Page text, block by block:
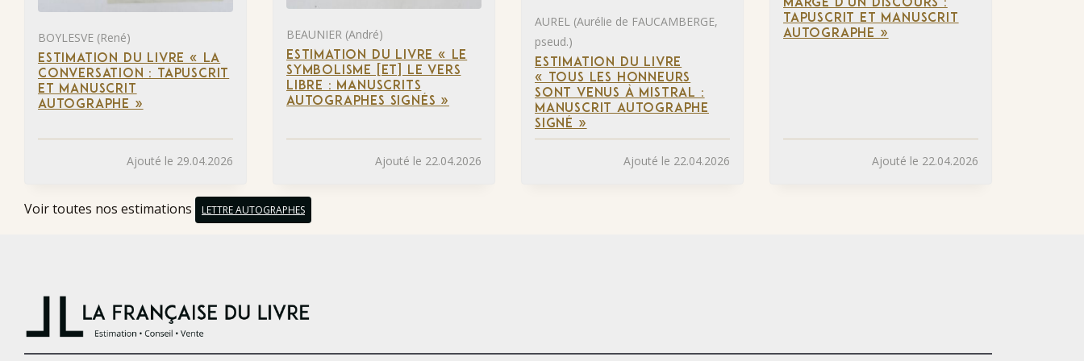
BOYLESVE (René)
ESTIMATION DU LIVRE « LA
CONVERSATION : TAPUSCRIT
ET MANUSCRIT
AUTOGRAPHE »
Ajouté le 29.04.2026
BEAUNIER (André)
ESTIMATION DU LIVRE « LE
SYMBOLISME [ET] LE VERS
LIBRE : MANUSCRITS
AUTOGRAPHES SIGNÉS »
Ajouté le 22.04.2026
AUREL (Aurélie de FAUCAMBERGE,
pseud.)
ESTIMATION DU LIVRE
« TOUS LES HONNEURS
SONT VENUS À MISTRAL :
MANUSCRIT AUTOGRAPHE
SIGNÉ »
Ajouté le 22.04.2026
MARGE D’UN DISCOURS :
TAPUSCRIT ET MANUSCRIT
AUTOGRAPHE »
Ajouté le 22.04.2026
Voir toutes nos estimations LETTRE AUTOGRAPHES